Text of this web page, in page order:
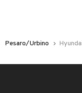
Pesaro/Urbino